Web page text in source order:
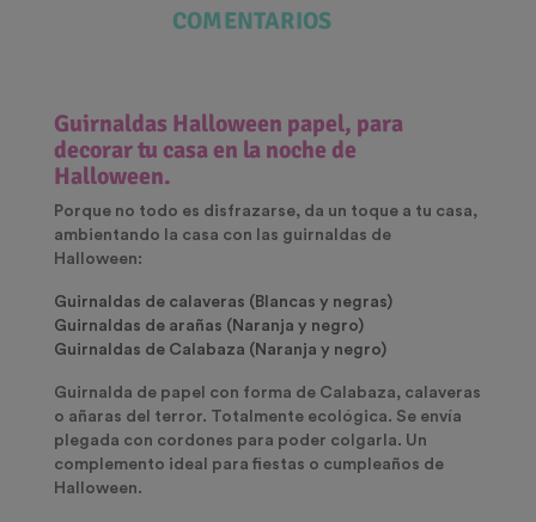
COMENTARIOS
Guirnaldas Halloween papel, para
decorar tu casa en la noche de
Halloween.
Porque no todo es disfrazarse, da un toque a tu casa,
ambientando la casa con las guirnaldas de
Halloween:
Guirnaldas de calaveras (Blancas y negras)
Guirnaldas de arañas (Naranja y negro)
Guirnaldas de Calabaza (Naranja y negro)
Guirnalda de papel con forma de Calabaza, calaveras
o añaras del terror. Totalmente ecológica. Se envía
plegada con cordones para poder colgarla. Un
complemento ideal para fiestas o cumpleaños de
Halloween.